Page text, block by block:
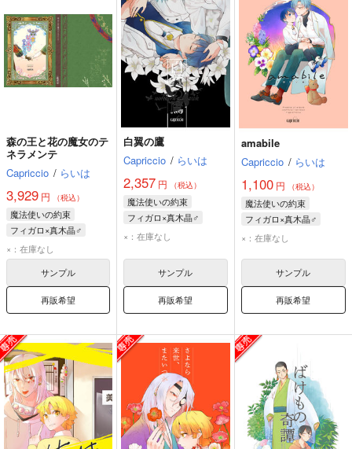
森の王と花の魔女のテ
ネラメンテ
Capriccio / らいは
3,929 円 （税込）
魔法使いの約束
フィガロ×真木晶♂
フィガロ
×：在庫なし
サンプル
再販希望
白翼の鷹
Capriccio / らいは
2,357 円 （税込）
魔法使いの約束
フィガロ×真木晶♂
フィガロ
×：在庫なし
サンプル
再販希望
amabile
Capriccio / らいは
1,100円 （税込）
魔法使いの約束
フィガロ×真木晶♂
フィガロ
×：在庫なし
サンプル
再販希望